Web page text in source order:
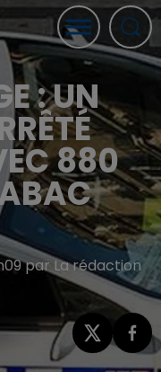
: UN
880
par La rédaction